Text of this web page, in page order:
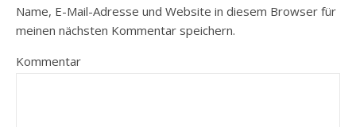
Name, E-Mail-Adresse und Website in diesem Browser für
meinen nächsten Kommentar speichern.
Kommentar